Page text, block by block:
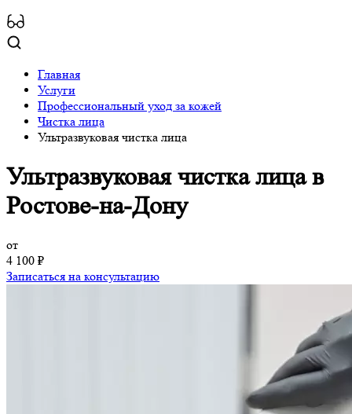
Главная
Услуги
Профессиональный уход за кожей
Чистка лица
Ультразвуковая чистка лица
Ультразвуковая чистка лицав
Ростове-на-Дону
от
4 100 ₽
Записаться на консультацию